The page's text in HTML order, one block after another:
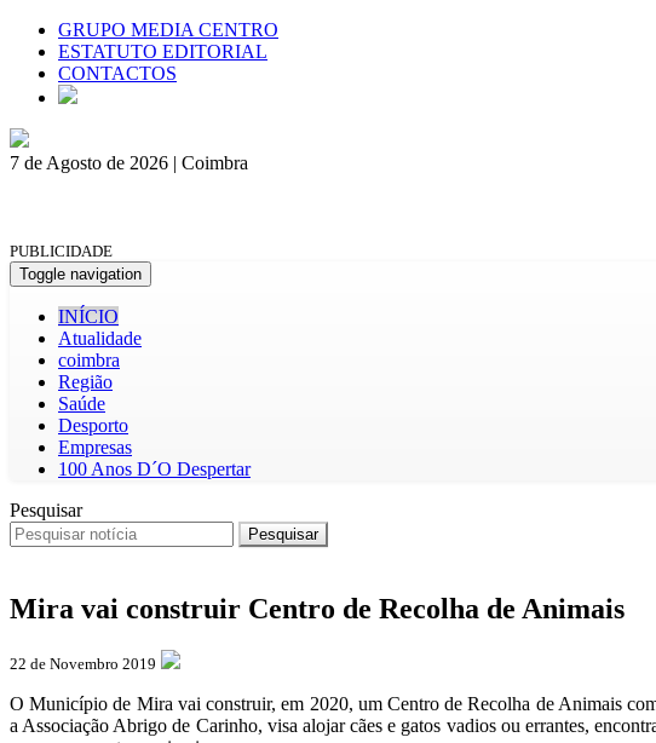
GRUPO MEDIA CENTRO
ESTATUTO EDITORIAL
CONTACTOS
7 de Agosto de 2026 | Coimbra
PUBLICIDADE
Toggle navigation
INÍCIO
Atualidade
coimbra
Região
Saúde
Desporto
Empresas
100 Anos D´O Despertar
Pesquisar
Pesquisar
Mira vai construir Centro de Recolha de Animais
22 de Novembro 2019
O Município de Mira vai construir, em 2020, um Centro de Recolha de Animais
a Associação Abrigo de Carinho, visa alojar cães e gatos vadios ou errantes,